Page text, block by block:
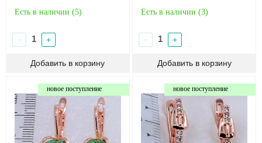
Есть в наличии (5)
− +
Есть в наличии (3)
− +
новое поступление новое поступление